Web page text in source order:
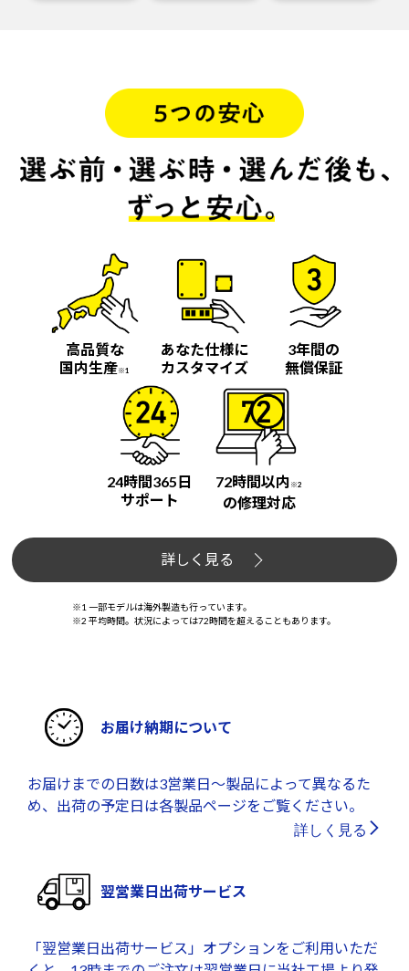
高品質な
国内生産※1
あなた仕様に
カスタマイズ
3年間の
無償保証
24時間365日
サポート
72時間以内 ※2
の修理対応
詳しく見る
※1 一部モデルは海外製造も行っています。
※2 平均時間。状況によっては72時間を超えることもあります。
お届け納期について
お届けまでの日数は3営業日～製品によって異なるた
め、出荷の予定日は各製品ページをご覧ください。
詳しく見る
翌営業日出荷サービス
「翌営業日出荷サービス」オプションをご利用いただ